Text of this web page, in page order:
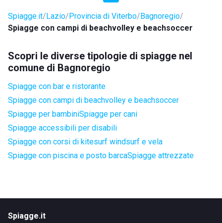
Spiagge.it Lazio Provincia di Viterbo Bagnoregio
Spiagge con campi di beachvolley e beachsoccer
Scopri le diverse tipologie di spiagge nel
comune di Bagnoregio
Spiagge con bar e ristorante
Spiagge con campi di beachvolley e beachsoccer
Spiagge per bambiniSpiagge per cani
Spiagge accessibili per disabili
Spiagge con corsi di kitesurf windsurf e vela
Spiagge con piscina e posto barcaSpiagge attrezzate
Spiagge.it